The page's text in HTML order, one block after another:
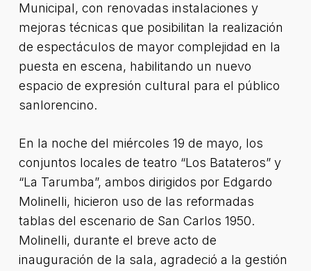
Municipal, con renovadas instalaciones y
mejoras técnicas que posibilitan la realización
de espectáculos de mayor complejidad en la
puesta en escena, habilitando un nuevo
espacio de expresión cultural para el público
sanlorencino.
En la noche del miércoles 19 de mayo, los
conjuntos locales de teatro “Los Batateros” y
“La Tarumba”, ambos dirigidos por Edgardo
Molinelli, hicieron uso de las reformadas
tablas del escenario de San Carlos 1950.
Molinelli, durante el breve acto de
inauguración de la sala, agradeció a la gestión